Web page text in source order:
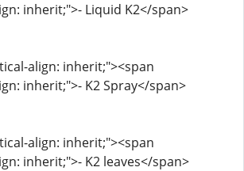
inherit;">- Liquid K2</span>
align: inherit;"><span
inherit;">- K2 Spray</span>
align: inherit;"><span
inherit;">- K2 leaves</span>